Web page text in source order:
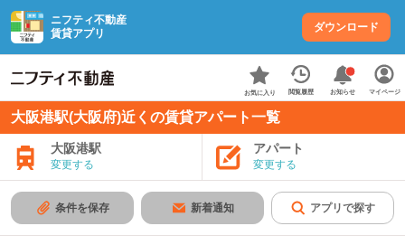
ニフティ不動産
賃貸アプリ
ダウンロード
お気に入り 閲覧履歴 お知らせ マイページ
大阪港駅(大阪府)近くの賃貸アパート一覧
大阪港駅
変更する
アパート
変更する
条件を保存 新着通知 アプリで探す